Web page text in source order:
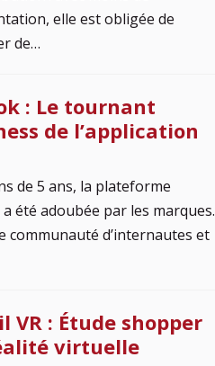
elle est obligée de
de…
: Le tournant
de l’application
de 5 ans, la plateforme
été adoubée par les marques.
communauté d’internautes et
VR : Étude shopper
virtuelle